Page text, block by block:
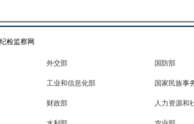
检监察网
外交部 国防部
工业和信息化部 国家民族事
财政部 人力资源和